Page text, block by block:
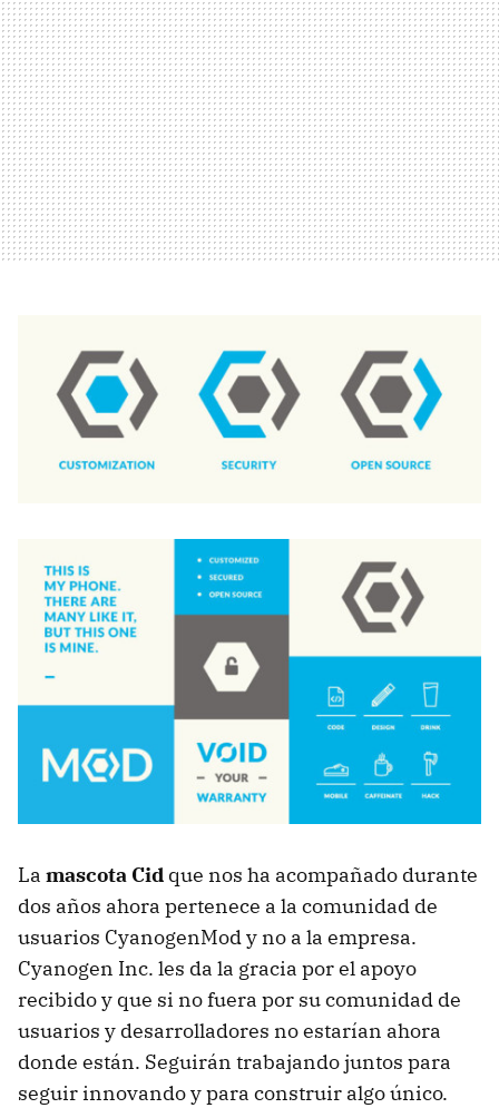
La mascota Cid que nos ha acompañado durante
dos años ahora pertenece a la comunidad de
usuarios CyanogenMod y no a la empresa.
Cyanogen Inc. les da la gracia por el apoyo
recibido y que si no fuera por su comunidad de
usuarios y desarrolladores no estarían ahora
donde están. Seguirán trabajando juntos para
seguir innovando y para construir algo único.